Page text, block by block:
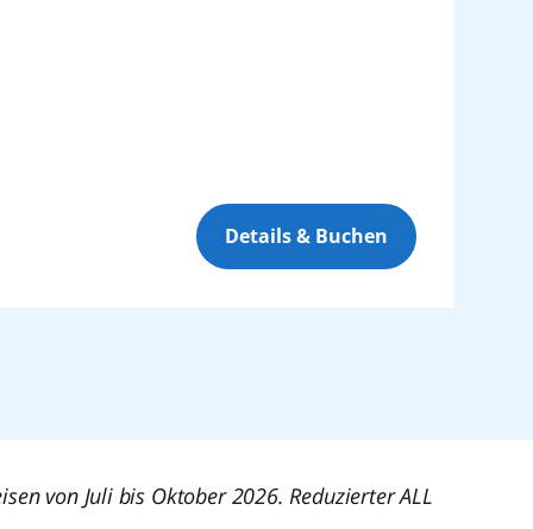
Details & Buchen
von Juli bis Oktober 2026. Reduzierter ALL